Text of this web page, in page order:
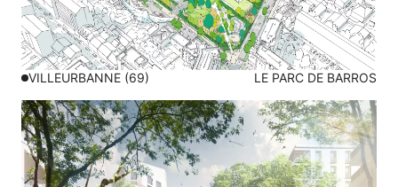
VILLEURBANNE (69) LE PARC DE BARROS